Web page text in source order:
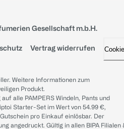
Gesellschaft m.b.H.
Vertrag widerrufen
Weitere Informationen zum
Produkt.
alle PAMPERS Windeln, Pants und
Starter-Set im Wert von 54.99 €,
pro Einkauf einlösbar. Der
angedruckt. Gültig in allen BIPA Filialen